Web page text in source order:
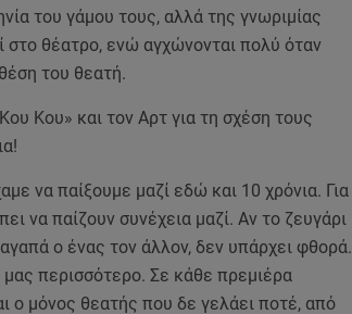
του γάμου τους, αλλά της γνωριμίας
στο θέατρο, ενώ αγχώνονται πολύ όταν
του θεατή.
Κου» και τον Αρτ για τη σχέση τους
να παίξουμε μαζί εδώ και 10 χρόνια. Για
να παίζουν συνέχεια μαζί. Αν το ζευγάρι
ο ένας τον άλλον, δεν υπάρχει φθορά.
μας περισσότερο. Σε κάθε πρεμιέρα
ο μόνος θεατής που δε γελάει ποτέ, από